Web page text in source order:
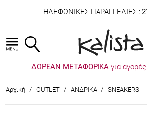
ΤΗΛΕΦΩΝΙΚΕΣ ΠΑΡΑΓΓΕΛΙΕΣ :
ΔΩΡΕΑΝ ΜΕΤΑΦΟΡΙΚΑ για
Αρχική / OUTLET / ΑΝΔΡΙΚΑ / SNEAKERS